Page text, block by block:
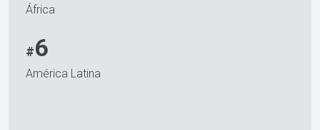
África
#6
América Latina